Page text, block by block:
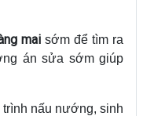
mai sớm để tìm ra
án sửa sớm giúp
nấu nướng, sinh